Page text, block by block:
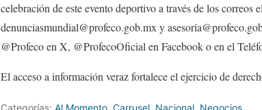
celebración de este evento deportivo a través de los
denunciasmundial@profeco.gob.mx y
@Profeco en X, @ProfecoOficial en Facebook o en el
El acceso a información veraz fortalece el ejercicio de
Categorías: Al Momento Carrusel Nacional Negocios